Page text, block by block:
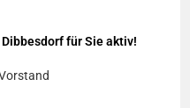
für Sie aktiv!